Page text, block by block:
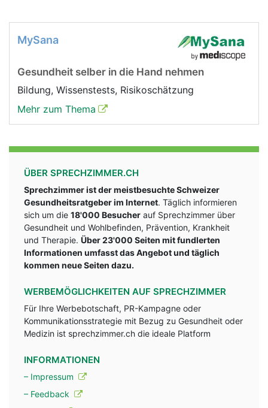
MySana
Gesundheit selber in die Hand nehmen
Bildung, Wissenstests, Risikoschätzung
Mehr zum Thema
ÜBER SPRECHZIMMER.CH
Sprechzimmer ist der meistbesuchte Schweizer
Gesundheitsratgeber im Internet. Täglich informieren
sich um die 18'000 Besucher auf Sprechzimmer über
Gesundheit und Wohlbefinden, Prävention, Krankheit
und Therapie. Über 23'000 Seiten mit fundlerten
Informationen umfasst das Angebot und täglich
kommen neue Seiten dazu.
WERBEMÖGLICHKEITEN AUF SPRECHZIMMER
Für Ihre Werbebotschaft, PR-Kampagne oder
Kommunikationsstrategie mit Bezug zu Gesundheit oder
Medizin ist sprechzimmer.ch die ideale Platform
INFORMATIONEN
– Impressum
– Feedback